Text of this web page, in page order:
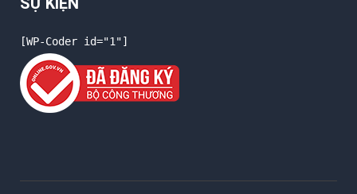
[WP-Coder id="1"]